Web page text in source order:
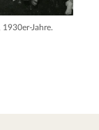
Jahre.